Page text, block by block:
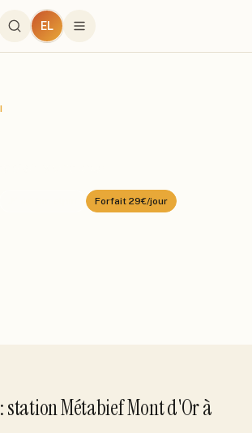
EL
Forfait 29€/jour
stationMétabief Mont d'Orà